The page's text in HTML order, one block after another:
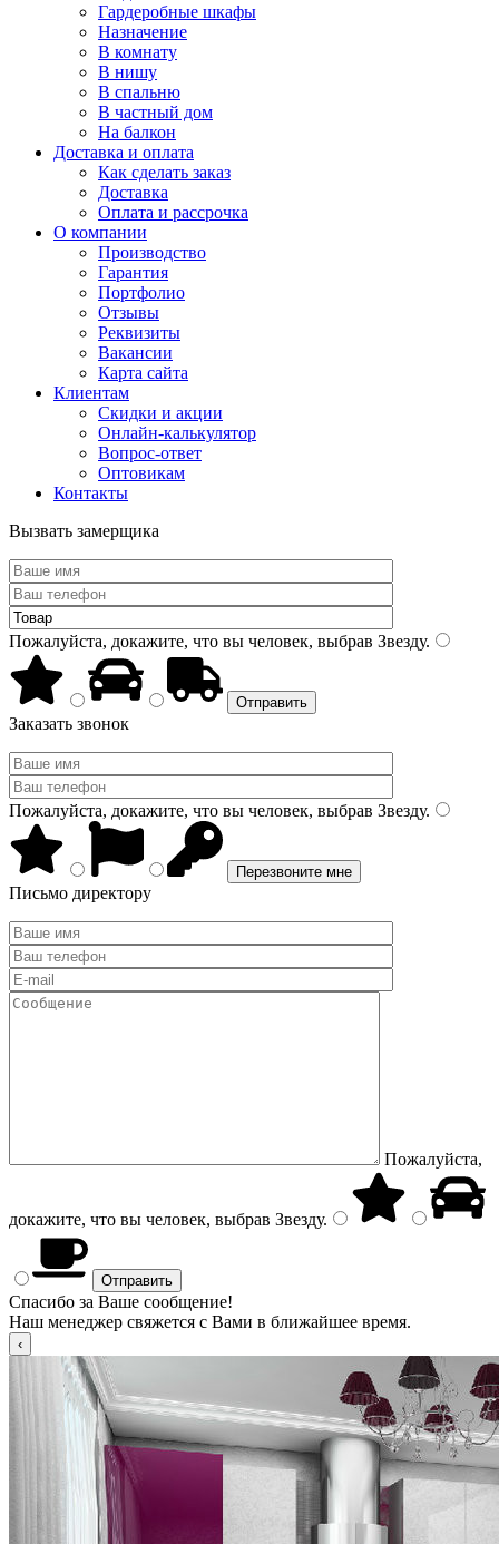
Гардеробные шкафы
Назначение
В комнату
В нишу
В спальню
В частный дом
На балкон
Доставка и оплата
Как сделать заказ
Доставка
Оплата и рассрочка
О компании
Производство
Гарантия
Портфолио
Отзывы
Реквизиты
Вакансии
Карта сайта
Клиентам
Скидки и акции
Онлайн-калькулятор
Вопрос-ответ
Оптовикам
Контакты
Вызвать замерщика
Пожалуйста, докажите, что вы человек, выбрав Звезду.
Заказать звонок
Пожалуйста, докажите, что вы человек, выбрав Звезду.
Письмо директору
Пожалуйста,
докажите, что вы человек, выбрав Звезду.
Спасибо за Ваше сообщение!
Наш менеджер свяжется с Вами в ближайшее время.